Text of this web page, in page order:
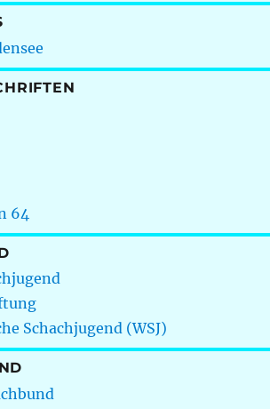
64
Schachjugend (WSJ)